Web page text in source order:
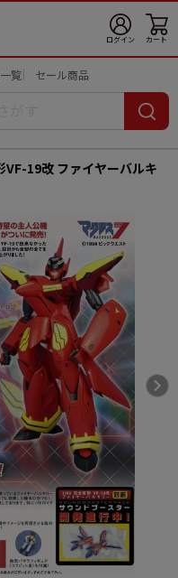
ログイン カート
覧 セール商品
19改 ファイヤーバルキ